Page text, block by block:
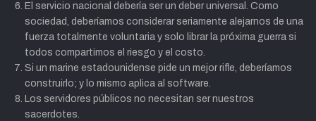
El servicio nacional debería ser un deber universal. Como
sociedad, deberíamos considerar seriamente alejarnos de una
fuerza totalmente voluntaria y solo librar la próxima guerra si
todos compartimos el riesgo y el costo.
Si un marine estadounidense pide un mejor rifle, deberíamos
construirlo; y lo mismo aplica al software.
Los servidores públicos no necesitan ser nuestros
sacerdotes.